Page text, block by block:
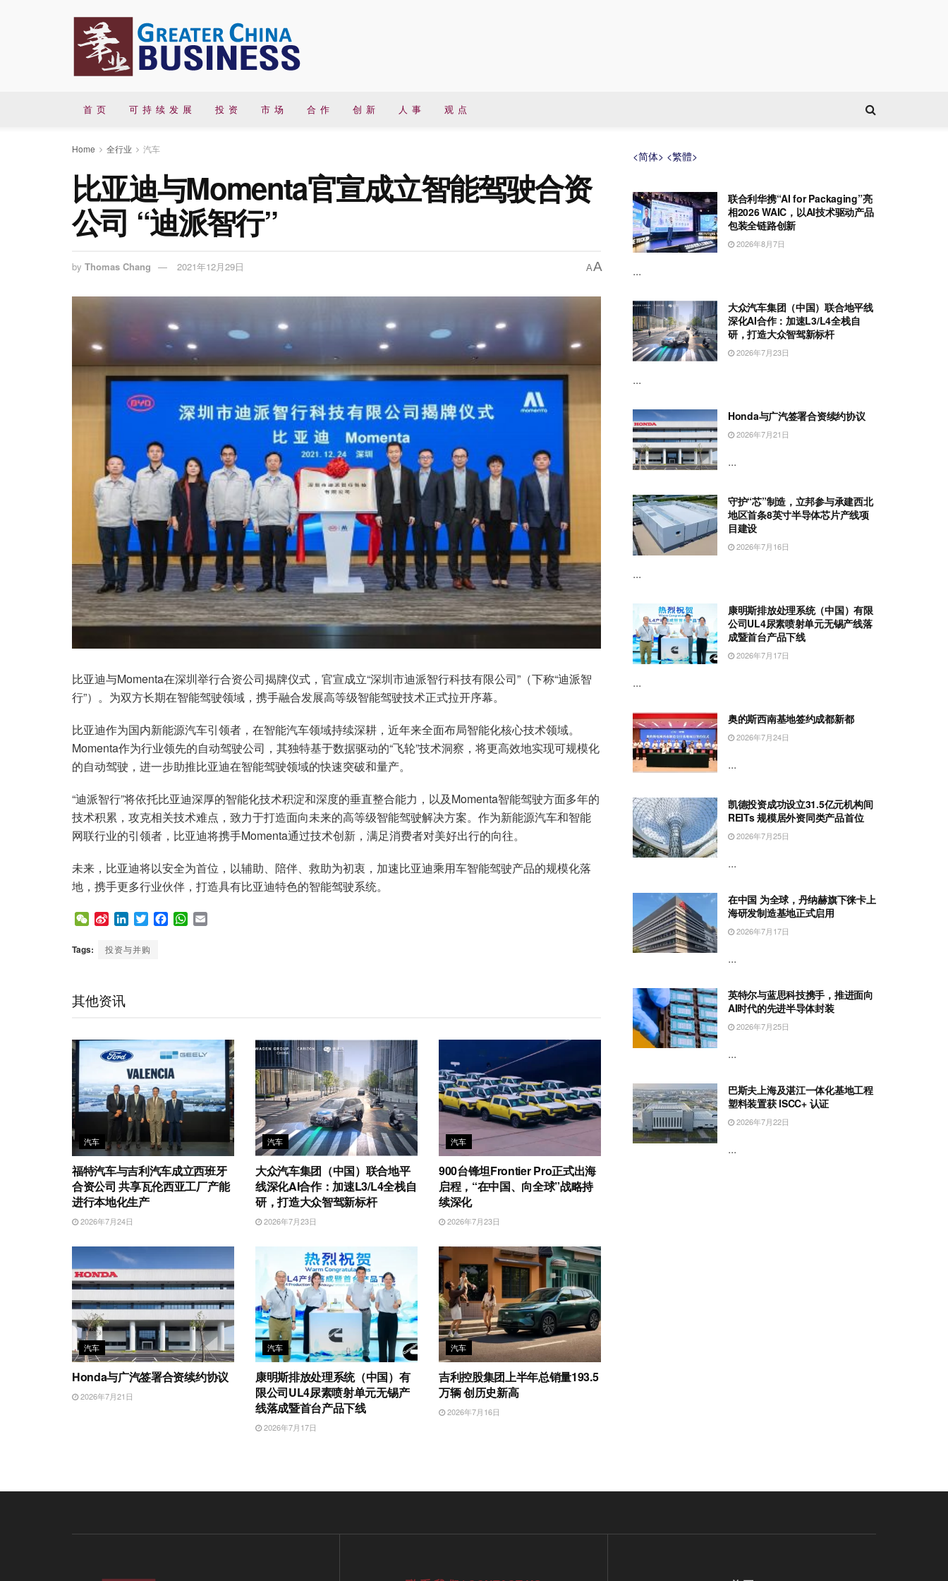
首 页 可 持 续 发 展 投 资 市 场 合 作 创 新 人 事 观 点
Home 全行业 汽车
比亚迪与Momenta官宣成立智能驾驶合资
公司 “迪派智行”
by Thomas Chang 2021年12月29日 AA
比亚迪与Momenta在深圳举行合资公司揭牌仪式，官宣成立“深圳市迪派智行科技有限公司”（下称“迪派智
行”）。为双方长期在智能驾驶领域，携手融合发展高等级智能驾驶技术正式拉开序幕。
比亚迪作为国内新能源汽车引领者，在智能汽车领域持续深耕，近年来全面布局智能化核心技术领域。
Momenta作为行业领先的自动驾驶公司，其独特基于数据驱动的“飞轮”技术洞察，将更高效地实现可规模化
的自动驾驶，进一步助推比亚迪在智能驾驶领域的快速突破和量产。
“迪派智行”将依托比亚迪深厚的智能化技术积淀和深度的垂直整合能力，以及Momenta智能驾驶方面多年的
技术积累，攻克相关技术难点，致力于打造面向未来的高等级智能驾驶解决方案。作为新能源汽车和智能
网联行业的引领者，比亚迪将携手Momenta通过技术创新，满足消费者对美好出行的向往。
未来，比亚迪将以安全为首位，以辅助、陪伴、救助为初衷，加速比亚迪乘用车智能驾驶产品的规模化落
地，携手更多行业伙伴，打造具有比亚迪特色的智能驾驶系统。
W
C
S
n
i
L
n
T
i
F
W
Tags: 投资与并购
其他资讯
汽车
福特汽车与吉利汽车成立西班牙
合资公司 共享瓦伦西亚工厂产能
进行本地化生产
2026年7月24日
汽车
大众汽车集团（中国）联合地平
线深化AI合作：加速L3/L4全栈自
研，打造大众智驾新标杆
2026年7月23日
汽车
900台锋坦Frontier Pro正式出海
启程，“在中国、向全球”战略持
续深化
2026年7月23日
汽车
Honda与广汽签署合资续约协议
2026年7月21日
汽车
康明斯排放处理系统（中国）有
限公司UL4尿素喷射单元无锡产
线落成暨首台产品下线
2026年7月17日
汽车
吉利控股集团上半年总销量193.5
万辆 创历史新高
2026年7月16日
<简体> <繁體>
联合利华携“AI for Packaging”亮
相2026 WAIC，以AI技术驱动产品
包装全链路创新
2026年8月7日
...
大众汽车集团（中国）联合地平线
深化AI合作：加速L3/L4全栈自
研，打造大众智驾新标杆
2026年7月23日
...
Honda与广汽签署合资续约协议
2026年7月21日
...
守护“芯”制造，立邦参与承建西北
地区首条8英寸半导体芯片产线项
目建设
2026年7月16日
...
康明斯排放处理系统（中国）有限
公司UL4尿素喷射单元无锡产线落
成暨首台产品下线
2026年7月17日
...
奥的斯西南基地签约成都新都
2026年7月24日
...
凯德投资成功设立31.5亿元机构间
REITs 规模居外资同类产品首位
2026年7月25日
...
在中国 为全球，丹纳赫旗下徕卡上
海研发制造基地正式启用
2026年7月17日
...
英特尔与蓝思科技携手，推进面向
AI时代的先进半导体封装
2026年7月25日
...
巴斯夫上海及湛江一体化基地工程
塑料装置获 ISCC+ 认证
2026年7月22日
...